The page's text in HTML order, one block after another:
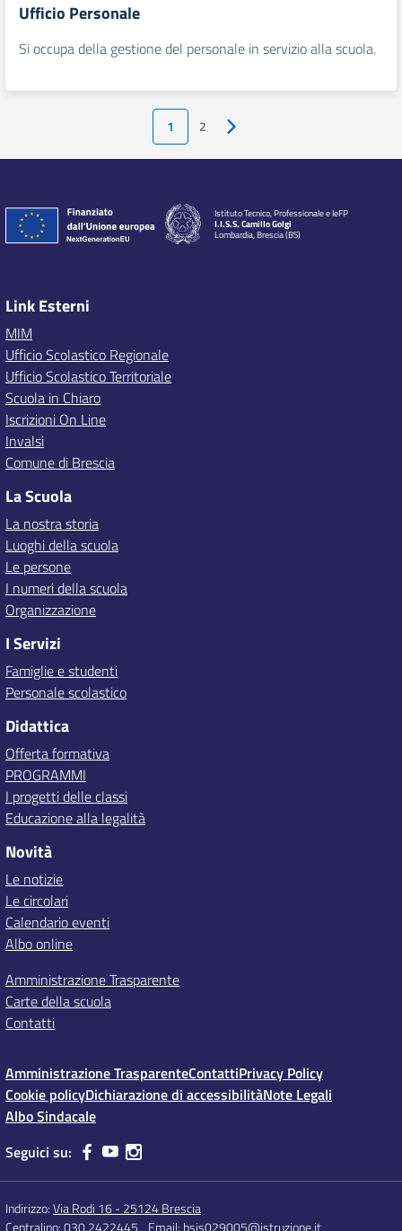
Ufficio Personale
Si occupa della gestione del personale in servizio alla scuola.
1 2 Pagina successiva
Istituto Tecnico, Professionale e IeFP
I.I.S.S. Camillo Golgi
Lombardia, Brescia (BS)
Link Esterni
MIM
Ufficio Scolastico Regionale
Ufficio Scolastico Territoriale
Scuola in Chiaro
Iscrizioni On Line
Invalsi
Comune di Brescia
La Scuola
La nostra storia
Luoghi della scuola
Le persone
I numeri della scuola
Organizzazione
I Servizi
Famiglie e studenti
Personale scolastico
Didattica
Offerta formativa
PROGRAMMI
I progetti delle classi
Educazione alla legalità
Novità
Le notizie
Le circolari
Calendario eventi
Albo online
Amministrazione Trasparente
Carte della scuola
Contatti
Amministrazione TrasparenteContattiPrivacy Policy
Cookie policyDichiarazione di accessibilitàNote Legali
Albo Sindacale
Seguici su:
Indirizzo:Via Rodi 16 - 25124 Brescia
Centralino:030.2422445 Email: bsis029005@istruzione.it